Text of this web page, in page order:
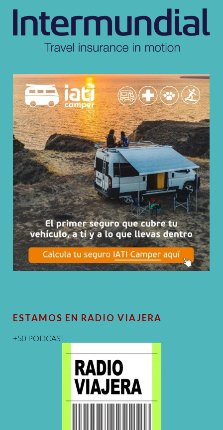
ESTAMOS EN RADIO VIAJERA
+50 PODCAST